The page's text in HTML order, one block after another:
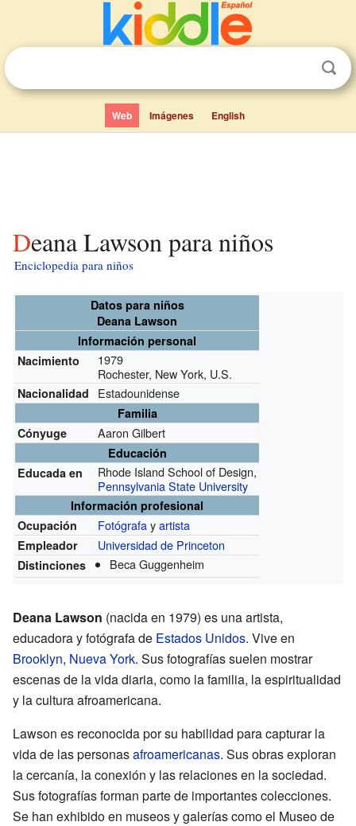
Web Imágenes English
Deana Lawson para niños
Enciclopedia para niños
Datos para niños
Deana Lawson
Información personal
Nacimiento
1979
Rochester, New York, U.S.
Nacionalidad Estadounidense
Familia
Cónyuge
Aaron Gilbert
Educación
Educada en
Rhode Island School of Design,
Pennsylvania State University
Información profesional
Ocupación
Fotógrafayartista
Empleador Universidad de Princeton
Distinciones Beca Guggenheim
Deana Lawson (nacida en 1979) es una artista,
educadora y fotógrafa de Estados Unidos. Vive en
Brooklyn, Nueva York. Sus fotografías suelen mostrar
escenas de la vida diaria, como la familia, la espiritualidad
y la cultura afroamericana.
Lawson es reconocida por su habilidad para capturar la
vida de las personasafroamericanas. Sus obras exploran
la cercanía, la conexión y las relaciones en la sociedad.
Sus fotografías forman parte de importantes colecciones.
Se han exhibido en museos y galerías como el Museo de